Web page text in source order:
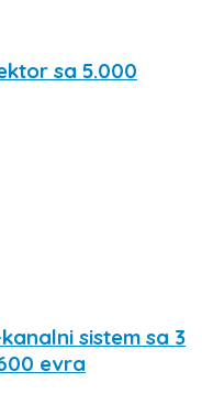
sa 5.000
sistem sa 3
evra